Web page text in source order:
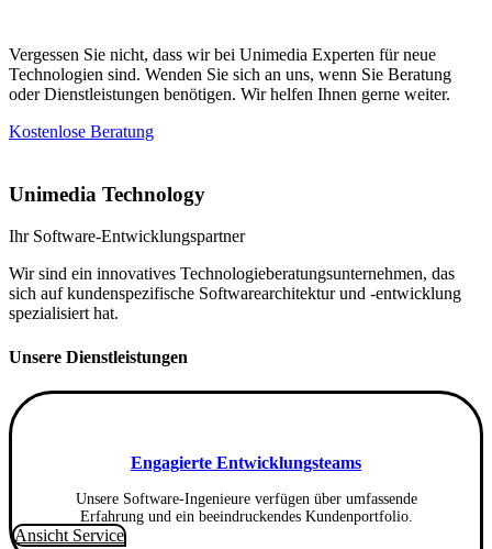
Vergessen Sie nicht, dass wir bei Unimedia Experten für neue
Technologien sind. Wenden Sie sich an uns, wenn Sie Beratung
oder Dienstleistungen benötigen. Wir helfen Ihnen gerne weiter.
Kostenlose Beratung
Unimedia Technology
Ihr Software-Entwicklungspartner
Wir sind ein innovatives Technologieberatungsunternehmen, das
sich auf kundenspezifische Softwarearchitektur und -entwicklung
spezialisiert hat.
Unsere Dienstleistungen
Engagierte Entwicklungsteams
Unsere Software-Ingenieure verfügen über umfassende
Erfahrung und ein beeindruckendes Kundenportfolio.
Ansicht Service